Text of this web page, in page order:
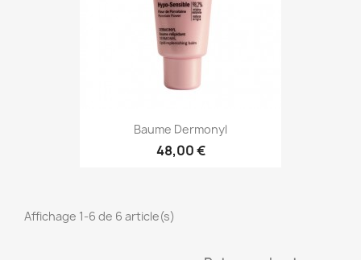
Baume Dermonyl
48,00 €
Affichage 1-6 de 6 article(s)